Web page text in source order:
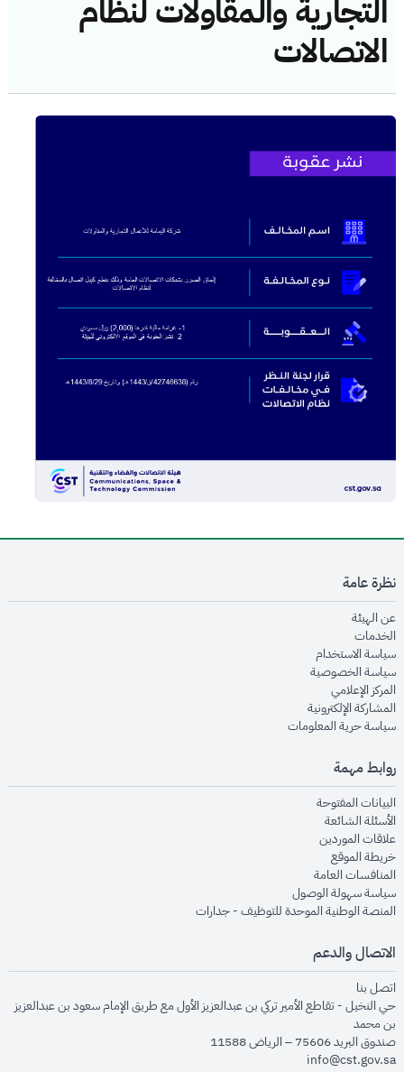
التجارية والمقاولات لنظام
الاتصالات
نظرة عامة
عن الهيئةopens in new window
الخدماتopens in new window
سياسة الاستخدام
سياسة الخصوصيةopens in new window
المركز الإعلاميopens in new window
المشاركة الإلكترونيةopens in new window
سياسة حرية المعلوماتopens in new window
روابط مهمة
البيانات المفتوحةopens in new window
الأسئلة الشائعةopens in new window
علاقات الموردينopens in new window
خريطة الموقعopens in new window
المنافسات العامةopens in new window
سياسة سهولة الوصولopens in new window
المنصة الوطنية الموحدة للتوظيف - جداراتopens in new window
الاتصال والدعم
اتصل بنا
حي النخيل - تقاطع الأمير تركي بن عبدالعزيز الأول مع طريق الإمام سعود بن عبدالعزيز
بن محمد
صندوق البريد 75606 – الرياض 11588
info@cst.gov.sa